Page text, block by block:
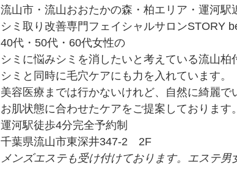
流山市・流山おおたかの森・柏エリア・運河駅
シミ取り改善専門フェイシャルサロンSTORY
40代・50代・60代女性の
シミに悩みシミを消したいと考えている流山柏
シミと同時に毛穴ケアにも力を入れています。
美容医療までは行かないけれど、自然に綺麗で
お肌状態に合わせたケアをご提案しております。
運河駅徒歩4分完全予約制
千葉県流山市東深井347-2　2F
メンズエステも受け付けております。エステ男